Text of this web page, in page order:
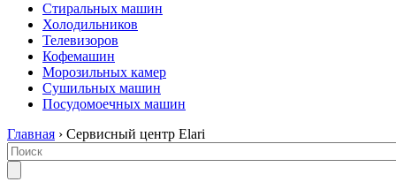
Стиральных машин
Холодильников
Телевизоров
Кофемашин
Морозильных камер
Сушильных машин
Посудомоечных машин
Главная › Сервисный центр Elari